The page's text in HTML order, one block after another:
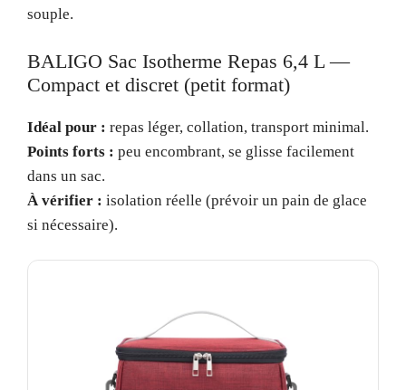
souple.
BALIGO Sac Isotherme Repas 6,4 L —
Compact et discret (petit format)
Idéal pour : repas léger, collation, transport minimal.
Points forts : peu encombrant, se glisse facilement
dans un sac.
À vérifier : isolation réelle (prévoir un pain de glace
si nécessaire).